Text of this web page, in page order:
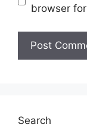
browser
Search